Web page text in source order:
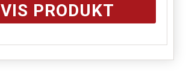
VIS PRODUKT